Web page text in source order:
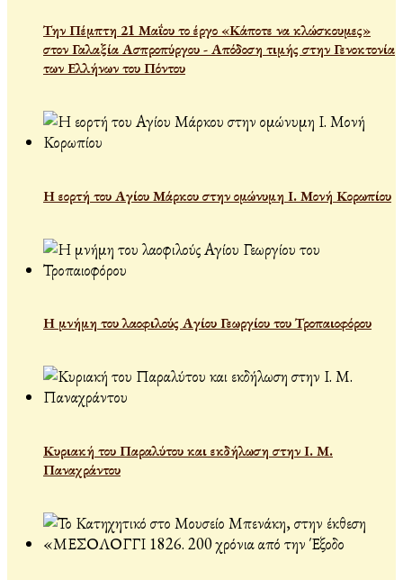
Την Πέμπτη 21 Μαΐου το έργο «Κάποτε να κλώσκουμες»
στον Γαλαξία Ασπροπύργου - Απόδοση τιμής στην Γενοκτονία
των Ελλήνων του Πόντου
Η εορτή του Αγίου Μάρκου στην ομώνυμη Ι. Μονή Κορωπίου
Η μνήμη του λαοφιλούς Αγίου Γεωργίου του Τροπαιοφόρου
Κυριακή του Παραλύτου και εκδήλωση στην Ι. Μ.
Παναχράντου